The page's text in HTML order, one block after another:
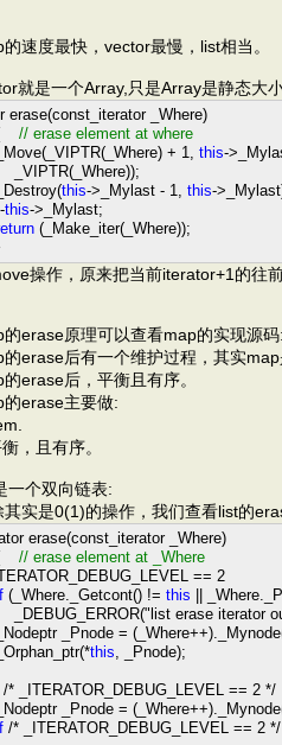
速度最快，vector最慢，list相当。
就是一个Array,只是Array是静态大
erase(const_iterator _Where)
// erase element at where
+ 1 this->
this-> _Mylast - 1 this->
this-> _Mylast;
(_Make_iter(_Where));
操作，原来把当前iterator+1的往
的erase原理可以查看map的实现源码:
的erase后有一个维护过程，其实
erase后，平衡且有序。
的erase主要做:
，且有序。
一个双向链表:
其实是0(1)的操作，我们查看list的
erase(const_iterator _Where)
// erase element at _Where
== 2
(_Where._Getcont() != this
" list erase iterator
_Pnode = (_Where++
*this , _Pnode);
/* _ITERATOR_DEBUG_LEVEL == 2 */
_Pnode = (_Where++
/* _ITERATOR_DEBUG_LEVEL == 2 */